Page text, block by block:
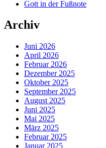
Gott in der Fußnote
Archiv
Juni 2026
April 2026
Februar 2026
Dezember 2025
Oktober 2025
September 2025
August 2025
Juni 2025
Mai 2025
März 2025
Februar 2025
Januar 2025